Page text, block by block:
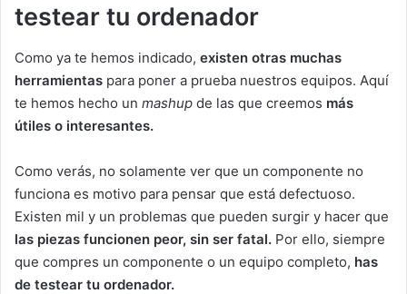
testear tu ordenador
Como ya te hemos indicado, existen otras muchas
herramientas para poner a prueba nuestros equipos. Aquí
te hemos hecho un mashup de las que creemos más
útiles o interesantes.
Como verás, no solamente ver que un componente no
funciona es motivo para pensar que está defectuoso.
Existen mil y un problemas que pueden surgir y hacer que
las piezas funcionen peor, sin ser fatal. Por ello, siempre
que compres un componente o un equipo completo, has
de testear tu ordenador.